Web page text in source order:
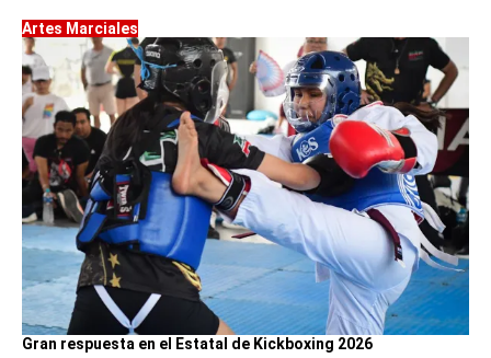
Artes Marciales
Gran respuesta en el Estatal de Kickboxing 2026